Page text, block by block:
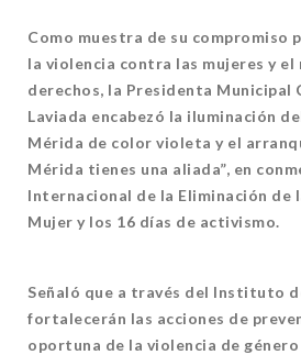
Como muestra de su compromiso
la violencia contra las mujeres y el
derechos, la Presidenta Municipal
Laviada encabezó la iluminación
Mérida de color violeta y el
Mérida tienes una aliada”, en
Internacional de la Eliminación de
Mujer y los 16 días de activismo.
Señaló que a través del Instituto
fortalecerán las acciones de
oportuna de la violencia de